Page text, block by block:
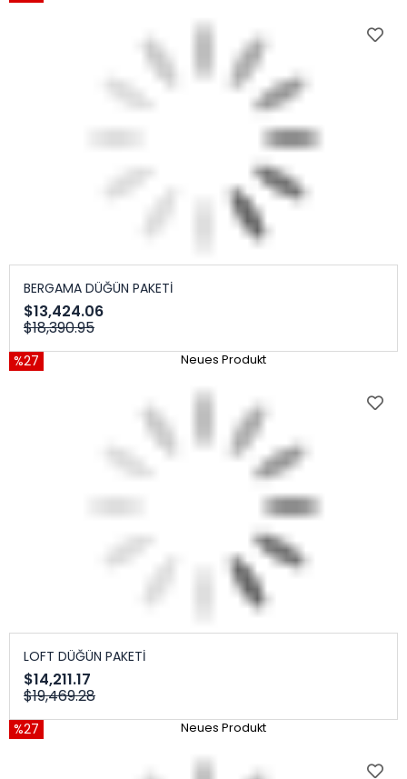
BERGAMA DÜĞÜN PAKETİ
$13,424.06
$18,390.95
%27 Neues Produkt
LOFT DÜĞÜN PAKETİ
$14,211.17
$19,469.28
%27 Neues Produkt